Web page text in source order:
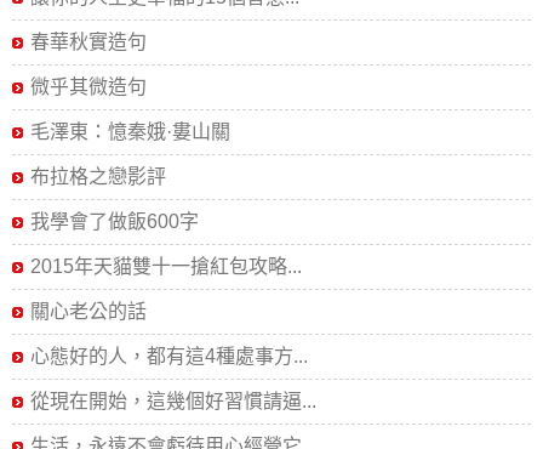
春華秋實造句
微乎其微造句
毛澤東：憶秦娥·婁山關
布拉格之戀影評
我學會了做飯600字
2015年天貓雙十一搶紅包攻略...
關心老公的話
心態好的人，都有這4種處事方...
從現在開始，這幾個好習慣請逼...